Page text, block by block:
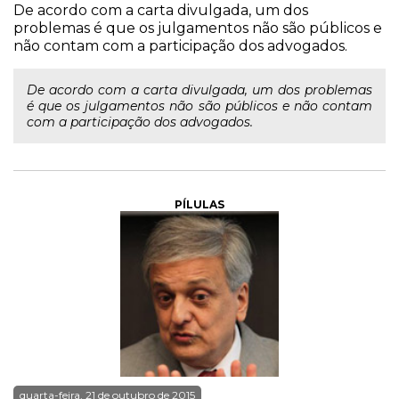
De acordo com a carta divulgada, um dos
problemas é que os julgamentos não são públicos e
não contam com a participação dos advogados.
De acordo com a carta divulgada, um dos problemas
é que os julgamentos não são públicos e não contam
com a participação dos advogados.
PÍLULAS
quarta-feira, 21 de outubro de 2015